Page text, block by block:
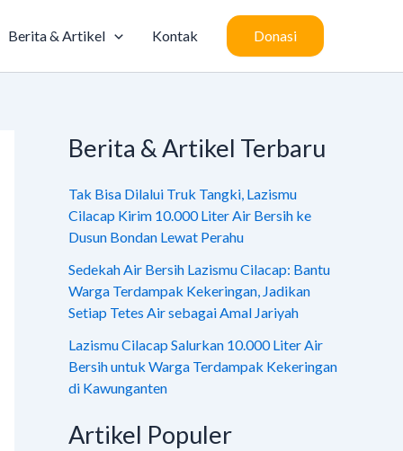
Berita & Artikel Kontak Donasi
Berita & Artikel Terbaru
Tak Bisa Dilalui Truk Tangki, Lazismu
Cilacap Kirim 10.000 Liter Air Bersih ke
Dusun Bondan Lewat Perahu
Sedekah Air Bersih Lazismu Cilacap: Bantu
Warga Terdampak Kekeringan, Jadikan
Setiap Tetes Air sebagai Amal Jariyah
Lazismu Cilacap Salurkan 10.000 Liter Air
Bersih untuk Warga Terdampak Kekeringan
di Kawunganten
Artikel Populer